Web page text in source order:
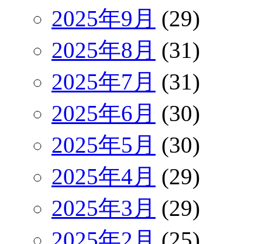
2025年9月 (29)
2025年8月 (31)
2025年7月 (31)
2025年6月 (30)
2025年5月 (30)
2025年4月 (29)
2025年3月 (29)